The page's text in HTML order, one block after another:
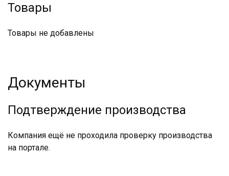
Товары
Товары не добавлены
Документы
Подтверждение производства
Компания ещё не проходила проверку производства
на портале.